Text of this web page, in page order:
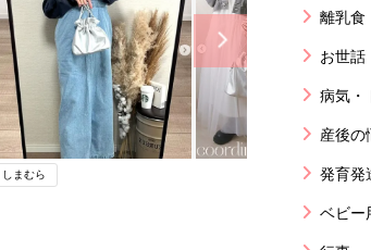
しまむら
離乳食
お世話
病気・
産後の
発育発
ベビー